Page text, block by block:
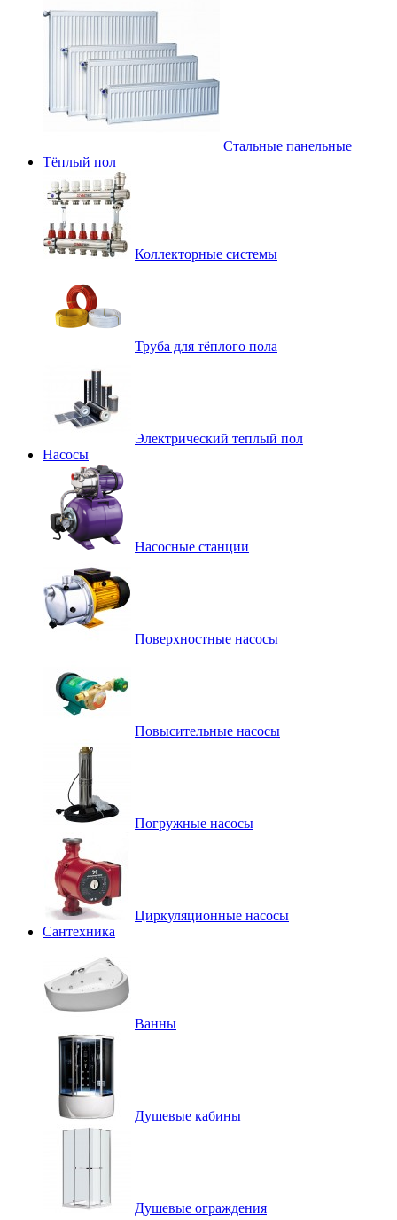
Стальные панельные
Тёплый пол
Коллекторные системы
Труба для тёплого пола
Электрический теплый пол
Насосы
Насосные станции
Поверхностные насосы
Повысительные насосы
Погружные насосы
Циркуляционные насосы
Сантехника
Ванны
Душевые кабины
Душевые ограждения